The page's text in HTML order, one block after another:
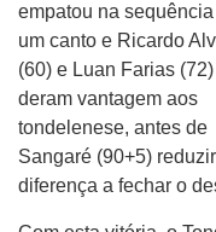
empatou na
um canto e Ricardo
(60) e Luan Farias (72)
deram vantagem aos
tondelenese, antes de
Sangaré (90+5)
diferença a fechar o